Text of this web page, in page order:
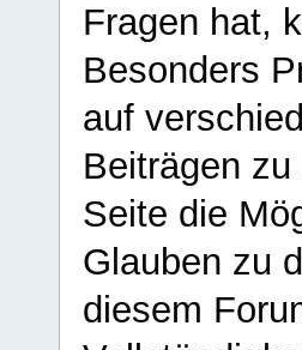
Fragen hat,
Besonders
auf
Beiträgen
Seite die
Glauben zu
diesem